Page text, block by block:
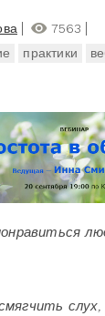
7563
практики
слух,